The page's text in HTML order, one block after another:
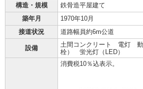
構造・規模
鉄骨造平屋建て
築年月
1970年10月
接道状況
道路幅員約6m公道
設備
土間コンクリート 電灯
栓） 蛍光灯（LED）
消費税10％込表示。